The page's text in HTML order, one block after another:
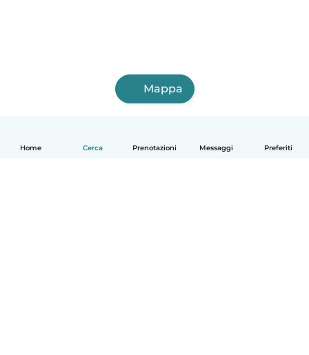
Home Cerca Prenotazioni Messaggi Preferiti
Mappa